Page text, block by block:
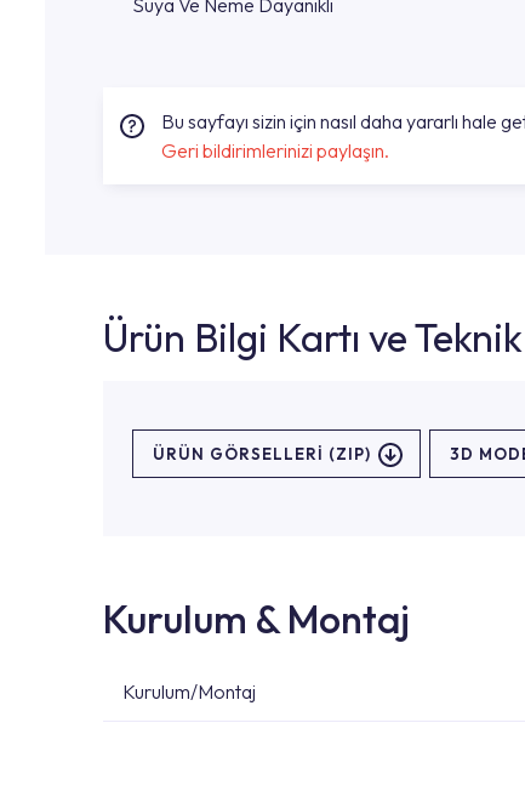
Suya Ve Neme Dayanıklı
Bu sayfayı sizin için nasıl daha yararlı hale
Geri bildirimlerinizi paylaşın.
Ürün Bilgi Kartı ve
ÜRÜN GÖRSELLERI (ZIP) 3D
Kurulum & Montaj
Kurulum/Montaj